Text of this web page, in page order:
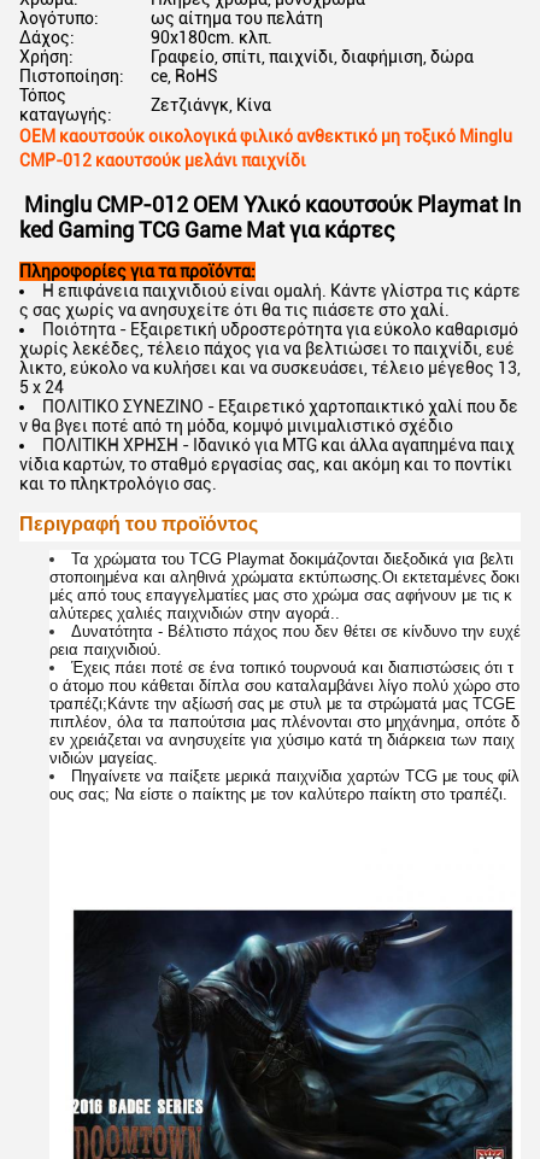
λογότυπο:
ως αίτημα του πελάτη
Δάχος:
90x180cm. κλπ.
Χρήση:
Γραφείο, σπίτι, παιχνίδι, διαφήμιση, δώρα
Πιστοποίηση:
ce, RoHS
Τόπος
καταγωγής:
Ζετζιάνγκ, Κίνα
OEM καουτσούκ οικολογικά φιλικό ανθεκτικό μη τοξικό Minglu
CMP-012 καουτσούκ μελάνι παιχνίδι
Minglu CMP-012 OEM Υλικό καουτσούκ Playmat In
ked Gaming TCG Game Mat για κάρτες
Πληροφορίες για τα προϊόντα:
Η επιφάνεια παιχνιδιού είναι ομαλή. Κάντε γλίστρα τις κάρτε
ς σας χωρίς να ανησυχείτε ότι θα τις πιάσετε στο χαλί.
Ποιότητα - Εξαιρετική υδροστερότητα για εύκολο καθαρισμό
χωρίς λεκέδες, τέλειο πάχος για να βελτιώσει το παιχνίδι, ευέ
λικτο, εύκολο να κυλήσει και να συσκευάσει, τέλειο μέγεθος 13,
5 x 24
ΠΟΛΙΤΙΚΟ ΣΥΝΕΖΙΝΟ - Εξαιρετικό χαρτοπαικτικό χαλί που δε
ν θα βγει ποτέ από τη μόδα, κομψό μινιμαλιστικό σχέδιο
ΠΟΛΙΤΙΚΗ ΧΡΗΣΗ - Ιδανικό για MTG και άλλα αγαπημένα παιχ
νίδια καρτών, το σταθμό εργασίας σας, και ακόμη και το ποντίκι
και το πληκτρολόγιο σας.
Περιγραφή του προϊόντος
Τα χρώματα του TCG Playmat δοκιμάζονται διεξοδικά για βελτι
στοποιημένα και αληθινά χρώματα εκτύπωσης.Οι εκτεταμένες δοκι
μές από τους επαγγελματίες μας στο χρώμα σας αφήνουν με τις κ
αλύτερες χαλιές παιχνιδιών στην αγορά..
Δυνατότητα - Βέλτιστο πάχος που δεν θέτει σε κίνδυνο την ευχέ
ρεια παιχνιδιού.
Έχεις πάει ποτέ σε ένα τοπικό τουρνουά και διαπιστώσεις ότι τ
ο άτομο που κάθεται δίπλα σου καταλαμβάνει λίγο πολύ χώρο στο
τραπέζι;Κάντε την αξίωσή σας με στυλ με τα στρώματά μας TCGΕ
πιπλέον, όλα τα παπούτσια μας πλένονται στο μηχάνημα, οπότε δ
εν χρειάζεται να ανησυχείτε για χύσιμο κατά τη διάρκεια των παιχ
νιδιών μαγείας.
Πηγαίνετε να παίξετε μερικά παιχνίδια χαρτών TCG με τους φίλ
ους σας; Να είστε ο παίκτης με τον καλύτερο παίκτη στο τραπέζι.